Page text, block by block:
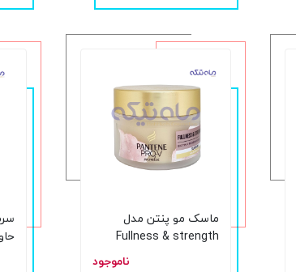
ماسک مو پنتن مدل
Fullness & strength
حاوی بیوتین و آب گل رزناموجود